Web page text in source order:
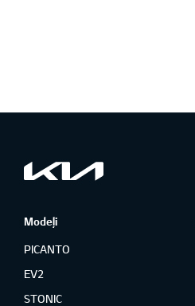
Modeļi
PICANTO
EV2
STONIC